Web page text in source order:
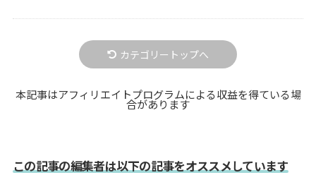
カテゴリートップへ
本記事はアフィリエイトプログラムによる収益を得ている場
合があります
この記事の編集者は以下の記事をオススメしています